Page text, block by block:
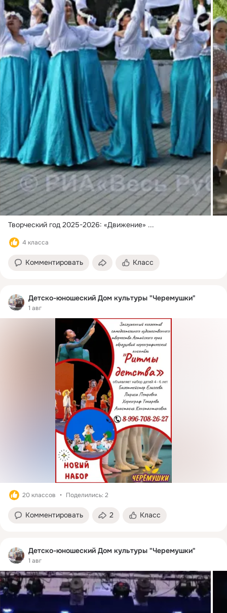
Творческий год 2025-2026: «Движение» ...
4 класса
Комментировать Класс
Детско-юношеский Дом культуры "Черемушки"
1 авг
20 классов Поделились: 2
Комментировать 2 Класс
Детско-юношеский Дом культуры "Черемушки"
1 авг